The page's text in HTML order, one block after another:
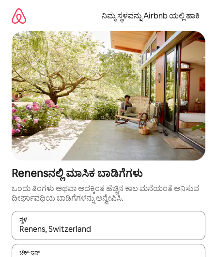
ಹೋಗಿ
ನಿಮ್ಮ ಸ್ಥಳವನ್ನು Airbnb ಯಲ್ಲಿ ಹಾಕಿ
Renensನಲ್ಲಿ ಮಾಸಿಕ ಬಾಡಿಗೆಗಳು
ಒಂದು ತಿಂಗಳು ಅಥವಾ ಅದಕ್ಕಿಂತ ಹೆಚ್ಚಿನ ಕಾಲ ಮನೆಯಂತೆ ಅನಿಸುವ
ದೀರ್ಘಾವಧಿಯ ಬಾಡಿಗೆಗಳನ್ನು ಅನ್ವೇಷಿಸಿ.
ಸ್ಥಳ
ಫಲಿತಾಂಶಗಳು ಲಭ್ಯವಿರುವಾಗ, ಅಪ್ ಮತ್ತು ಡೌನ್ ಬಾಣದ ಕೀಲಿಗಳೊಂದಿಗೆ
ಚೆಕ್-ಇನ್